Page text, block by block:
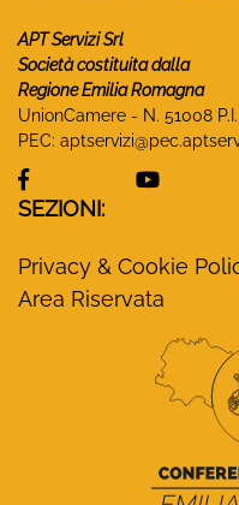
APT Servizi Srl
Società costituita dalla
Regione Emilia Romagna
UnionCamere - N. 51008
PEC:
visita la paginavisita la
SEZIONI:
Privacy & Cookie
Area Riservata